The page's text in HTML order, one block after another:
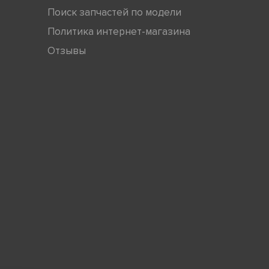
Поиск запчастей по модели
Политика интернет-магазина
Отзывы